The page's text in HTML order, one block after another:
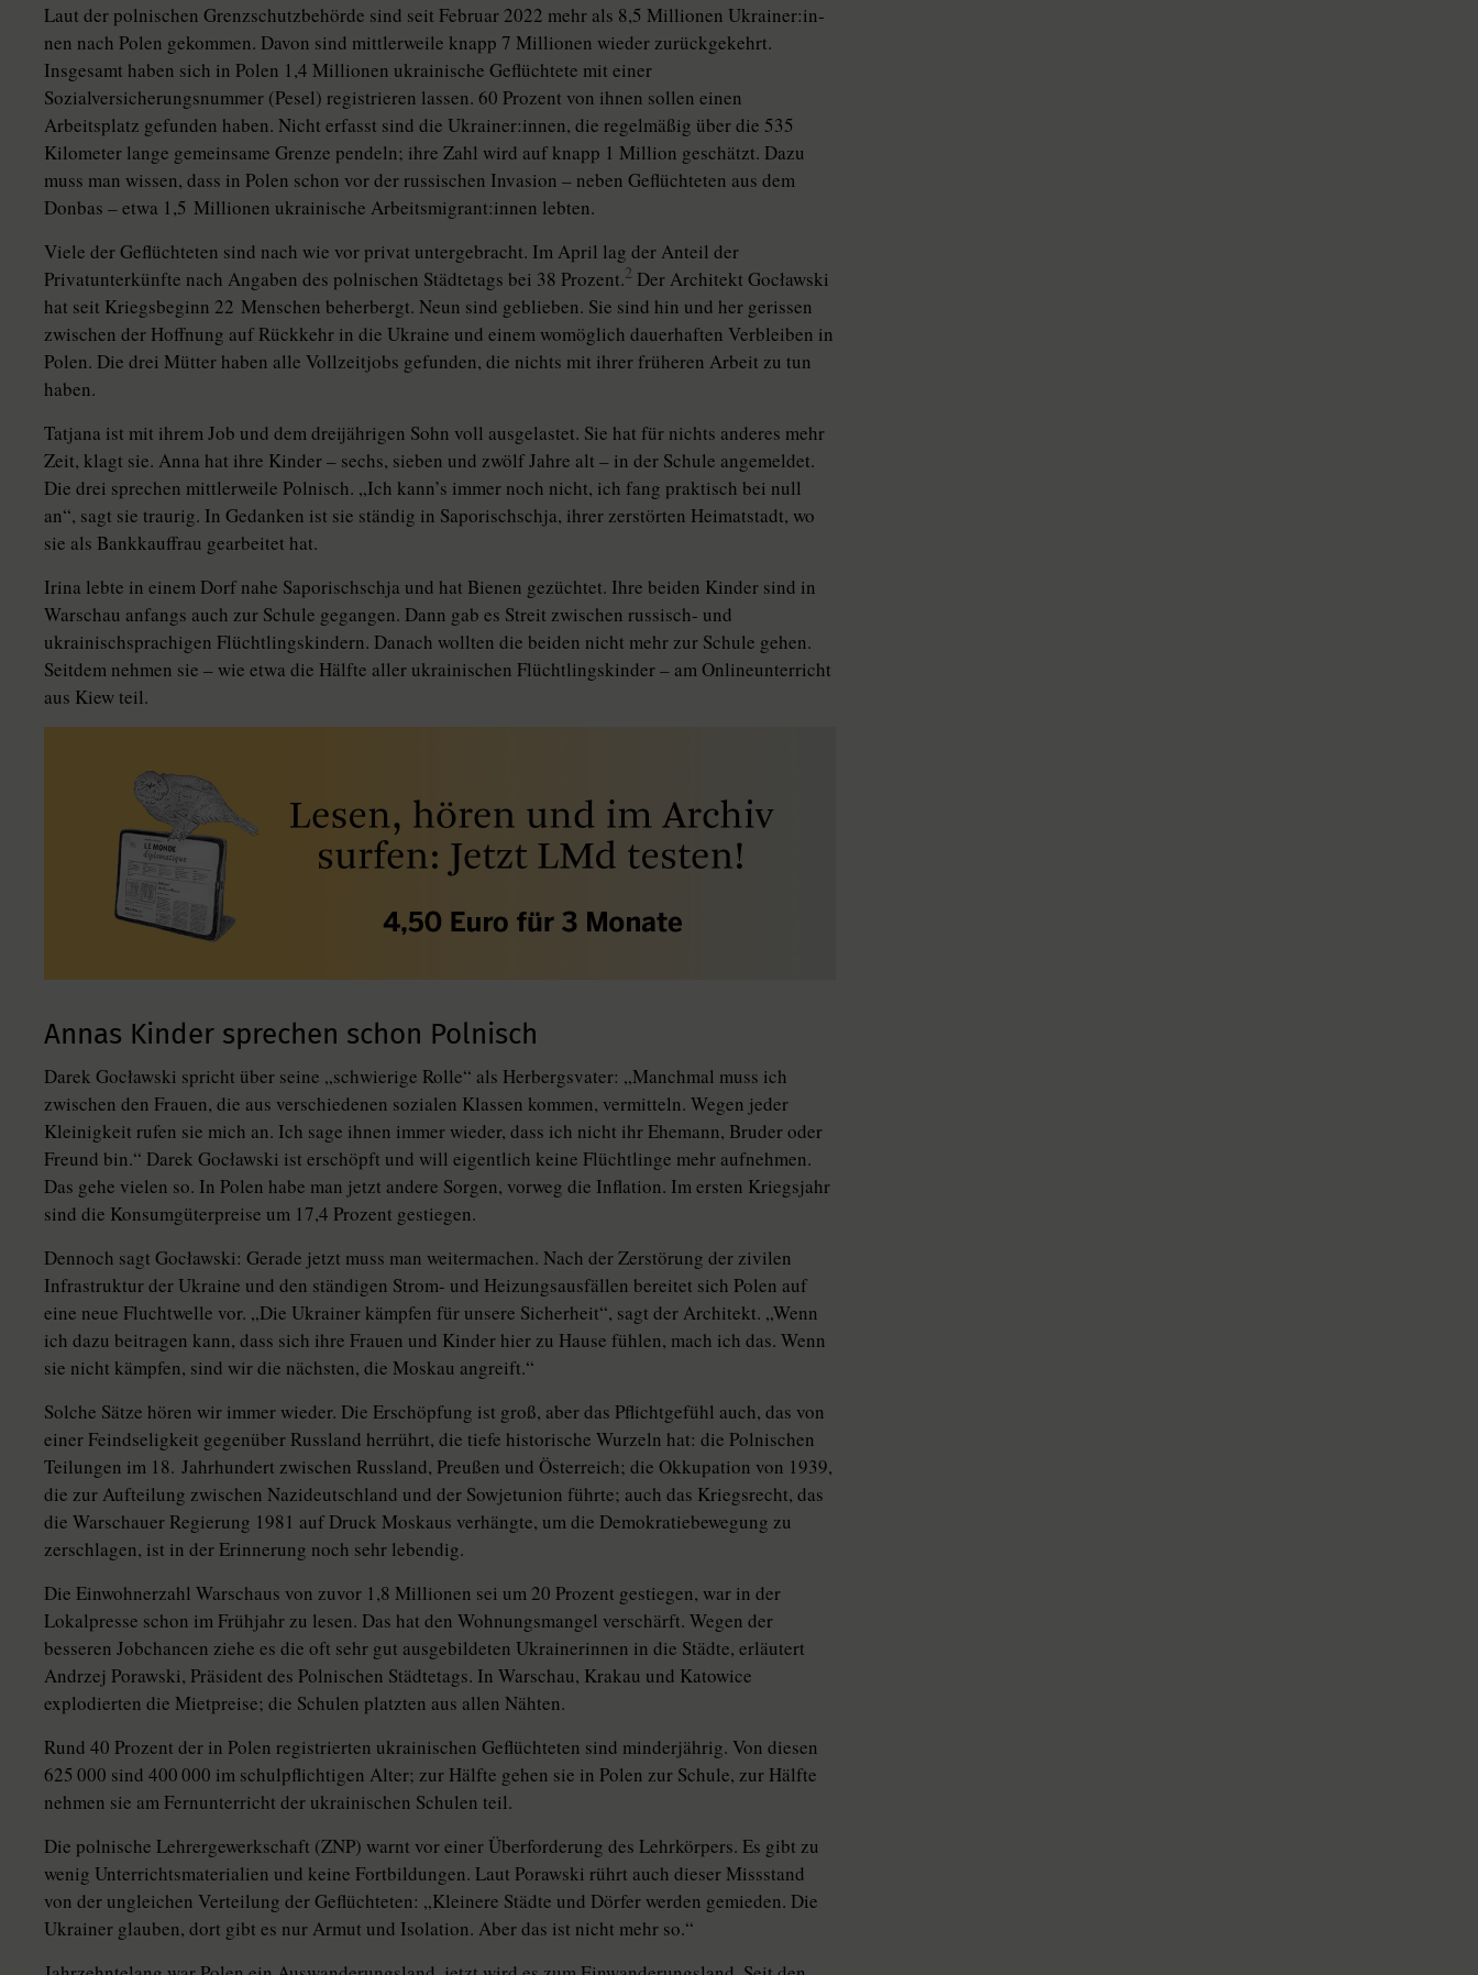
Laut der polnischen Grenzschutzbehörde sind seit Februar 2022 mehr als 8,5 Millionen Ukrai­ne­r:in­
nen nach Polen gekommen. Davon sind mittlerweile knapp 7 Millionen wieder zurückgekehrt.
Insgesamt haben sich in Polen 1,4 Millionen ukrainische Geflüchtete mit einer
Sozialversicherungsnummer (Pesel) registrieren lassen. 60 Prozent von ihnen sollen einen
Arbeitsplatz gefunden haben. Nicht erfasst sind die Ukrai­ne­r:in­nen, die regelmäßig über die 535
Kilometer lange gemeinsame Grenze pendeln; ihre Zahl wird auf knapp 1 Million geschätzt. Dazu
muss man wissen, dass in Polen schon vor der russischen Invasion – neben Geflüchteten aus dem
Donbas – etwa 1,5 Millionen ukrainische Ar­beits­mi­gran­t:in­nen lebten.
Viele der Geflüchteten sind nach wie vor privat untergebracht. Im April lag der Anteil der
Privatunterkünfte nach Angaben des polnischen Städtetags bei 38 Prozent.2 Der Architekt Goc­ław­ski
hat seit Kriegsbeginn 22 Menschen beherbergt. Neun sind geblieben. Sie sind hin und her gerissen
zwischen der Hoffnung auf Rückkehr in die Ukraine und einem womöglich dauerhaften Verbleiben in
Polen. Die drei Mütter haben alle Vollzeitjobs gefunden, die nichts mit ihrer früheren Arbeit zu tun
haben.
Tatjana ist mit ihrem Job und dem dreijährigen Sohn voll ausgelastet. Sie hat für nichts anderes mehr
Zeit, klagt sie. Anna hat ihre Kinder – sechs, sieben und zwölf Jahre alt – in der Schule angemeldet.
Die drei sprechen mittlerweile Polnisch. „Ich kann’s immer noch nicht, ich fang praktisch bei null
an“, sagt sie traurig. In Gedanken ist sie ständig in Saporischschja, ihrer zerstörten Heimatstadt, wo
sie als Bankkauffrau gearbeitet hat.
Irina lebte in einem Dorf nahe Sa­po­risch­schja und hat Bienen gezüchtet. Ihre beiden Kinder sind in
Warschau anfangs auch zur Schule gegangen. Dann gab es Streit zwischen russisch- und
ukrainischsprachigen Flüchtlingskindern. Danach wollten die beiden nicht mehr zur Schule gehen.
Seitdem nehmen sie – wie etwa die Hälfte aller ukrainischen Flüchtlingskinder – am Onlineunterricht
aus Kiew teil.
Annas Kinder sprechen schon Polnisch
Darek Gocławski spricht über seine „schwierige Rolle“ als Herbergsvater: „Manchmal muss ich
zwischen den Frauen, die aus verschiedenen sozialen Klassen kommen, vermitteln. Wegen jeder
Kleinigkeit rufen sie mich an. Ich sage ihnen immer wieder, dass ich nicht ihr Ehemann, Bruder oder
Freund bin.“ Darek Gocławski ist erschöpft und will eigentlich keine Flüchtlinge mehr aufnehmen.
Das gehe vielen so. In Polen habe man jetzt andere Sorgen, vorweg die Inflation. Im ersten Kriegsjahr
sind die Konsumgüterpreise um 17,4 Prozent gestiegen.
Dennoch sagt Gocławski: Gerade jetzt muss man weitermachen. Nach der Zerstörung der zivilen
Infrastruktur der Ukraine und den ständigen Strom- und Heizungsausfällen bereitet sich Polen auf
eine neue Fluchtwelle vor. „Die Ukrainer kämpfen für unsere Sicherheit“, sagt der Architekt. „Wenn
ich dazu beitragen kann, dass sich ihre Frauen und Kinder hier zu Hause fühlen, mach ich das. Wenn
sie nicht kämpfen, sind wir die nächsten, die Moskau angreift.“
Solche Sätze hören wir immer wieder. Die Erschöpfung ist groß, aber das Pflichtgefühl auch, das von
einer Feindseligkeit gegenüber Russland herrührt, die tiefe historische Wurzeln hat: die Polnischen
Teilungen im 18. Jahrhundert zwischen Russland, Preußen und Österreich; die Okkupation von 1939,
die zur Aufteilung zwischen Nazi­deutschland und der Sowjetunion führte; auch das Kriegsrecht, das
die Warschauer Regierung 1981 auf Druck Moskaus verhängte, um die Demokratiebewegung zu
zerschlagen, ist in der Erinnerung noch sehr lebendig.
Die Einwohnerzahl Warschaus von zuvor 1,8 Millionen sei um 20 Prozent gestiegen, war in der
Lokalpresse schon im Frühjahr zu lesen. Das hat den Wohnungsmangel verschärft. Wegen der
besseren Jobchancen ziehe es die oft sehr gut ausgebildeten Ukrainerinnen in die Städte, erläutert
Andrzej Porawski, Präsident des Polnischen Städtetags. In Warschau, Krakau und Katowice
explodierten die Mietpreise; die Schulen platzten aus allen Nähten.
Rund 40 Prozent der in Polen regis­trierten ukrainischen Geflüchteten sind minderjährig. Von diesen
625 000 sind 400 000 im schulpflichtigen Alter; zur Hälfte gehen sie in Polen zur Schule, zur Hälfte
nehmen sie am Fernunterricht der ukrainischen Schulen teil.
Die polnische Lehrergewerkschaft (ZNP) warnt vor einer Überforderung des Lehrkörpers. Es gibt zu
wenig Unterrichtsmaterialien und keine Fortbildungen. Laut Porawski rührt auch dieser Missstand
von der ungleichen Verteilung der Geflüchteten: „Kleinere Städte und Dörfer werden gemieden. Die
Ukrainer glauben, dort gibt es nur Armut und Isolation. Aber das ist nicht mehr so.“